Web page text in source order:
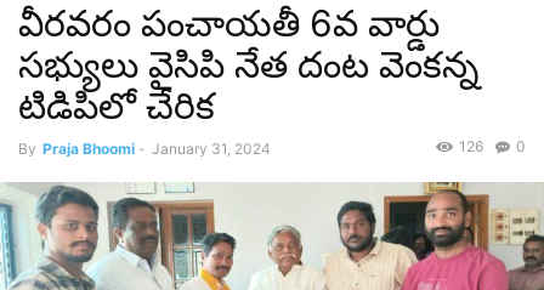
వీరవరం పంచాయతీ 6వ వార్డు
సభ్యులు వైసిపి నేత దంట వెంకన్న
టిడిపిలో చేరిక
By Praja Bhoomi - January 31, 2024 0
126